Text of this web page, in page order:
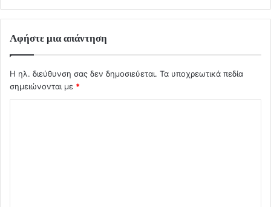
Αφήστε μια απάντηση
Η ηλ. διεύθυνση σας δεν δημοσιεύεται. Τα υποχρεωτικά πεδία
σημειώνονται με *